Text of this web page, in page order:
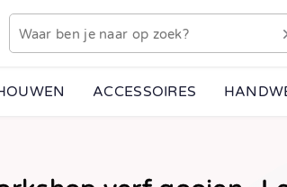
ACCESSOIRES